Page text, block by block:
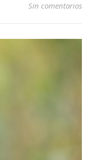
Sin comentarios